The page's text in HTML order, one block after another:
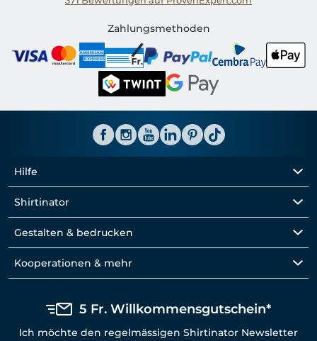
Shirtinator CH
Zahlungsmethoden
Hilfe
Shirtinator
Gestalten & bedrucken
Kooperationen & mehr
5 Fr. Willkommensgutschein*
Ich möchte den regelmässigen Shirtinator Newsletter